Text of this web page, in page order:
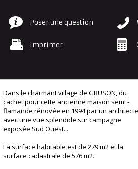
Poser une question
Imprimer
Dans le charmant village de GRUSON, du
cachet pour cette ancienne maison semi -
flamande rénovée en 1994 par un architecte
avec une vue splendide sur campagne
exposée Sud Ouest...
La surface habitable est de 279 m2 et la
surface cadastrale de 576 m2.